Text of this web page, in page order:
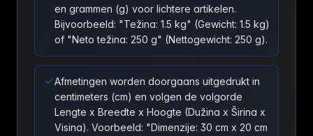
en grammen (g) voor lichtere artikelen.
Bijvoorbeeld: "Težina: 1.5 kg" (Gewicht: 1.5 kg)
of "Neto težina: 250 g" (Nettogewicht: 250 g).
Afmetingen worden doorgaans uitgedrukt in
centimeters (cm) en volgen de volgorde
Lengte x Breedte x Hoogte (Dužina x Širina x
Visina). Voorbeeld: "Dimenzije: 30 cm x 20 cm